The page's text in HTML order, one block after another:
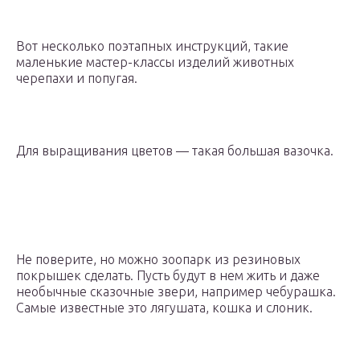
Вот несколько поэтапных инструкций, такие
маленькие мастер-классы изделий животных
черепахи и попугая.
Для выращивания цветов — такая большая вазочка.
Не поверите, но можно зоопарк из резиновых
покрышек сделать. Пусть будут в нем жить и даже
необычные сказочные звери, например чебурашка.
Самые известные это лягушата, кошка и слоник.